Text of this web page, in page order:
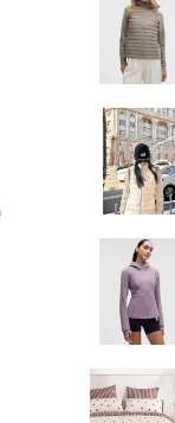
$255.00
Salomon XT-